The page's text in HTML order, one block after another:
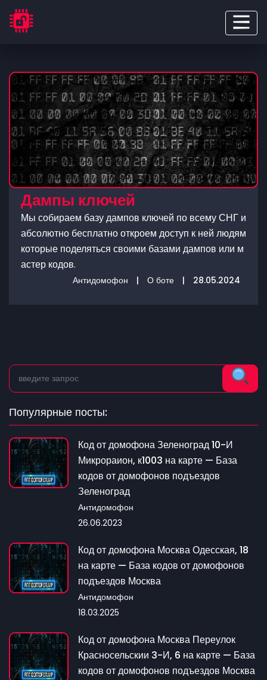
Дампы ключей
Мы собираем базу дампов ключей по всему СНГ и
абсолютно бесплатно откроем доступ к ней людям
которые поделяться своими базами дампов или м
астер кодов.
Антидомофон | О боте | 28.05.2024
Популярные посты:
Код от домофона Зеленоград 10-И
Микрораион, к1003 на карте — База
кодов от домофонов подъездов
Зеленоград
Антидомофон
26.06.2023
Код от домофона Москва Одесская, 18
на карте — База кодов от домофонов
подъездов Москва
Антидомофон
18.03.2025
Код от домофона Москва Переулок
Красносельскии 3-И, 6 на карте — База
кодов от домофонов подъездов Москва